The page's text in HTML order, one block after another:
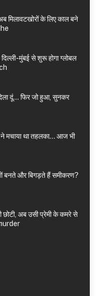
मिलावटखोरों के लिए काल बने
मुंबई से शुरू होगा ग्लोबल
दिला दूं… फिर जो हुआ, सुनकर
मचाया था तहलका… आज भी
बनते और बिगड़ते हैं समीकरण?
छोटी, अब उसी प्रेमी के कमरे से